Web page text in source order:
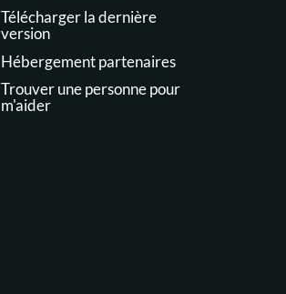
Télécharger la dernière
version
Hébergement partenaires
Trouver une personne pour
m'aider